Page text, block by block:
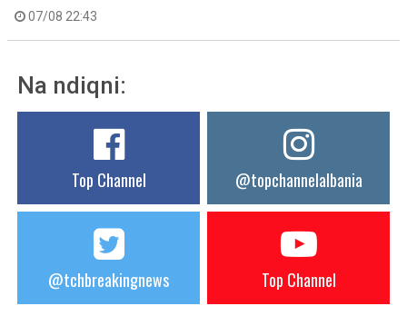
07/08 22:43
Na ndiqni:
Top Channel @topchannelalbania
@tchbreakingnews Top Channel